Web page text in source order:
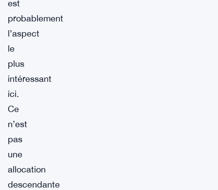
est
probablement
l’aspect
le
plus
intéressant
ici.
Ce
n’est
pas
une
allocation
descendante